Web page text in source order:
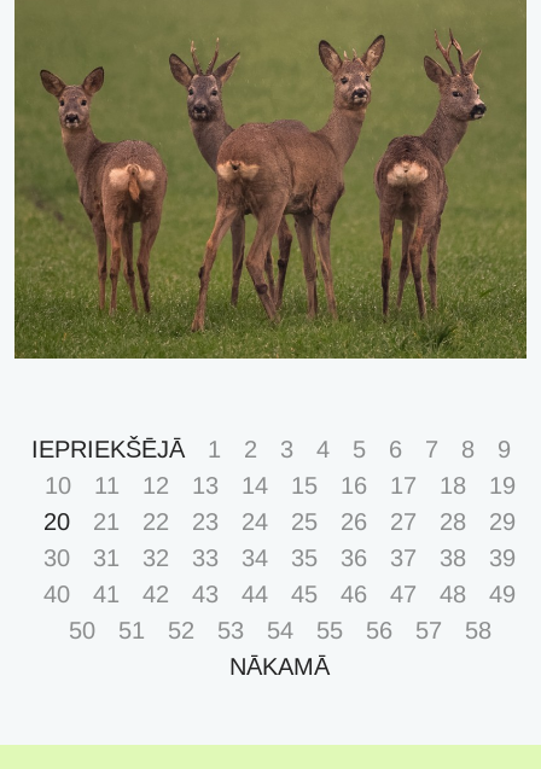
IEPRIEKŠĒJĀ 1 2 3 4 5 6 7 8
9
10
11 12 13 14 15 16 17 18
19
20
21 22 23 24 25 26 27 28
29
30
31 32 33 34 35 36 37 38
39
40
41 42 43 44 45 46 47 48
49
50
51 52 53 54 55 56 57
58
NĀKAMĀ